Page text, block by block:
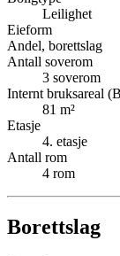
Leilighet
Eieform
Andel, borettslag
Antall soverom
3 soverom
Internt bruksareal
81 m²
Etasje
4. etasje
Antall rom
4 rom
Borettslag